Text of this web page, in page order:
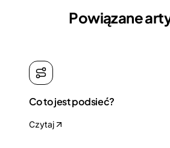
Powiązane
Co to jest podsieć?
Czytaj